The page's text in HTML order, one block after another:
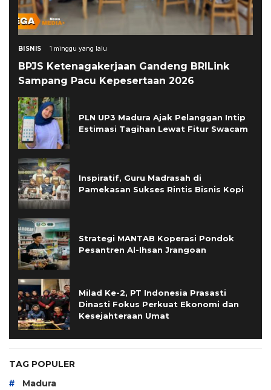
BISNIS 1 minggu yang lalu
BPJS Ketenagakerjaan Gandeng BRILink
Sampang Pacu Kepesertaan 2026
PLN UP3 Madura Ajak Pelanggan Intip
Estimasi Tagihan Lewat Fitur Swacam
Inspiratif, Guru Madrasah di
Pamekasan Sukses Rintis Bisnis Kopi
Strategi MANTAB Koperasi Pondok
Pesantren Al-Ihsan Jrangoan
Milad Ke-2, PT Indonesia Prasasti
Dinasti Fokus Perkuat Ekonomi dan
Kesejahteraan Umat
TAG POPULER
# Madura